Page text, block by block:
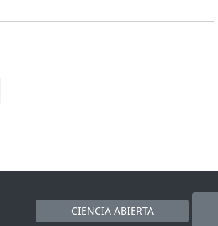
CIENCIA ABIERTA